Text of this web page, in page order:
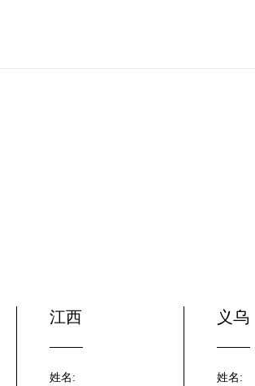
江西
姓名:
义乌
姓名: